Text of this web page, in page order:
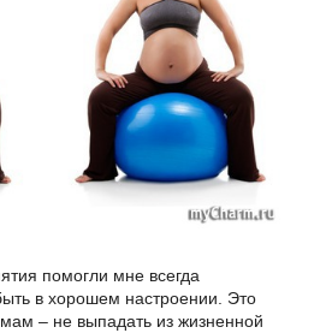
помогли мне всегда
в хорошем настроении. Это
– не выпадать из жизненной